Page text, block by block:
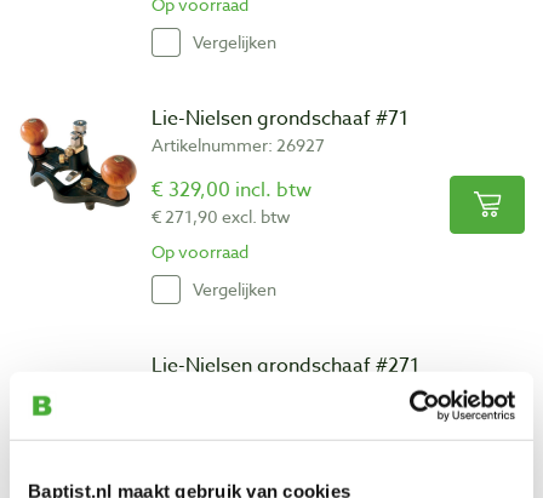
Baptist.nl maakt gebruik van cookies
Vergelijken
Lie-Nielsen grondschaaf #71
Artikelnummer: 26927
€ 329,00 incl. btw
€ 271,90 excl. btw
Op voorraad
Vergelijken
Lie-Nielsen grondschaaf #271
€ 127,00 incl. btw